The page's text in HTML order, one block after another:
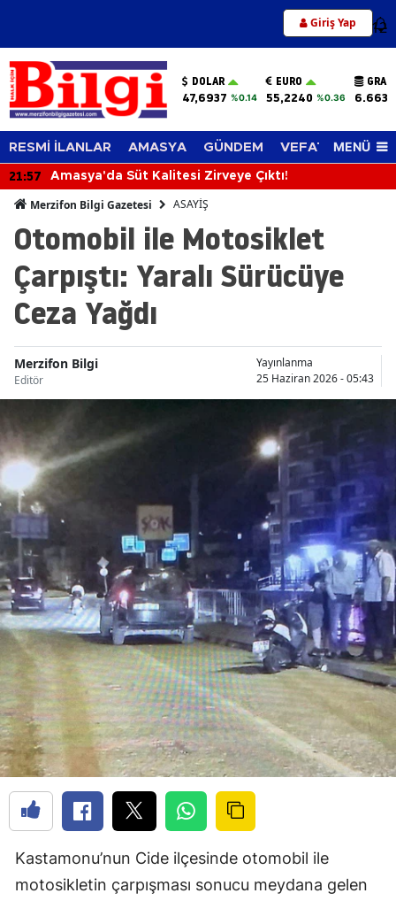
Giriş Yap 12
DOLAR
47,6937 %0.14
EURO
55,2240 %0.36
RESMİ İLANLAR AMASYA GÜNDEM VEFAT EDENLER
MENÜ
21:57 Amasya'da Süt Kalitesi Zirveye Çıktı!
Merzifon Bilgi Gazetesi ASAYİŞ
Otomobil ile Motosiklet
Çarpıştı: Yaralı Sürücüye
Ceza Yağdı
Merzifon Bilgi
Editör
Yayınlanma
25 Haziran 2026 - 05:43
Kastamonu’nun Cide ilçesinde otomobil ile
motosikletin çarpışması sonucu meydana gelen